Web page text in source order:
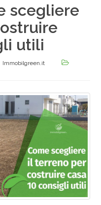
scegliere
utili
Immobilgreen.it